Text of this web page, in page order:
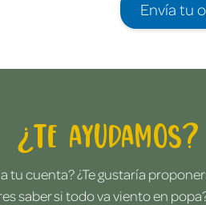
Envía tu
¿Te ayudamos?
tu cuenta? ¿Te gustaría
saber si todo va viento en